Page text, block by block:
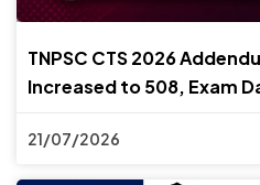
TNPSC CTS 2026
Increased to 508, Exam
21/07/2026